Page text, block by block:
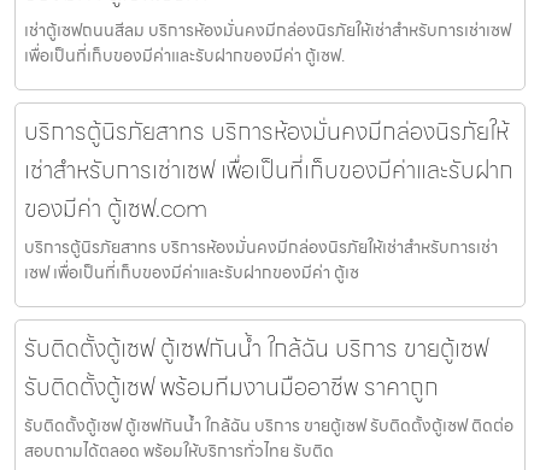
เช่าตู้เซฟถนนสีลม บริการห้องมั่นคงมีกล่องนิรภัยให้เช่าสำหรับการเช่าเซฟ
เพื่อเป็นที่เก็บของมีค่าและรับฝากของมีค่า ตู้เซฟ.
บริการตู้นิรภัยสาทร บริการห้องมั่นคงมีกล่องนิรภัยให้
เช่าสำหรับการเช่าเซฟ เพื่อเป็นที่เก็บของมีค่าและรับฝาก
ของมีค่า ตู้เซฟ.com
บริการตู้นิรภัยสาทร บริการห้องมั่นคงมีกล่องนิรภัยให้เช่าสำหรับการเช่า
เซฟ เพื่อเป็นที่เก็บของมีค่าและรับฝากของมีค่า ตู้เซ
รับติดตั้งตู้เซฟ ตู้เซฟกันน้ำ ใกล้ฉัน บริการ ขายตู้เซฟ
รับติดตั้งตู้เซฟ พร้อมทีมงานมืออาชีพ ราคาถูก
รับติดตั้งตู้เซฟ ตู้เซฟกันน้ำ ใกล้ฉัน บริการ ขายตู้เซฟ รับติดตั้งตู้เซฟ ติดต่อ
สอบถามได้ตลอด พร้อมให้บริการทั่วไทย รับติด